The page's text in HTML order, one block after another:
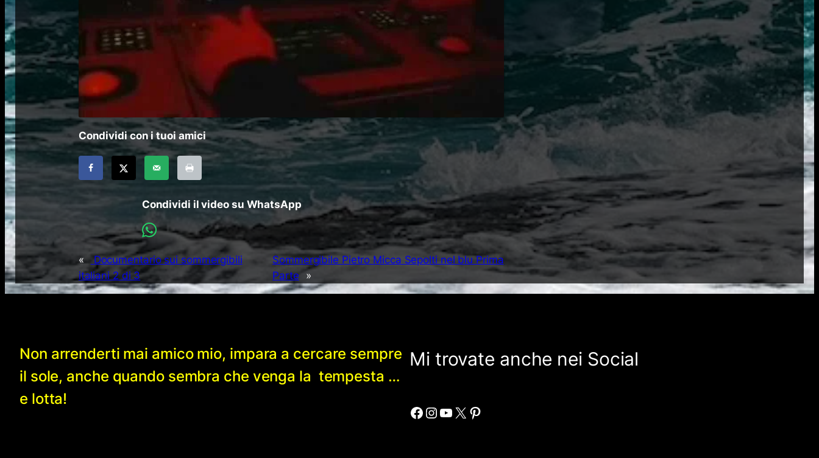
Condividi con i tuoi amici
Condividi il video su WhatsApp
«
Documentario sui sommergibili
italiani 2 di 3
Sommergibile Pietro Micca Sepolti nel blu Prima
Parte
»
Non arrenderti mai amico mio, impara a cercare sempre
il sole, anche quando sembra che venga la tempesta …
e lotta!
Mi trovate anche nei Social
Facebook Instagram YouTube X Pinterest